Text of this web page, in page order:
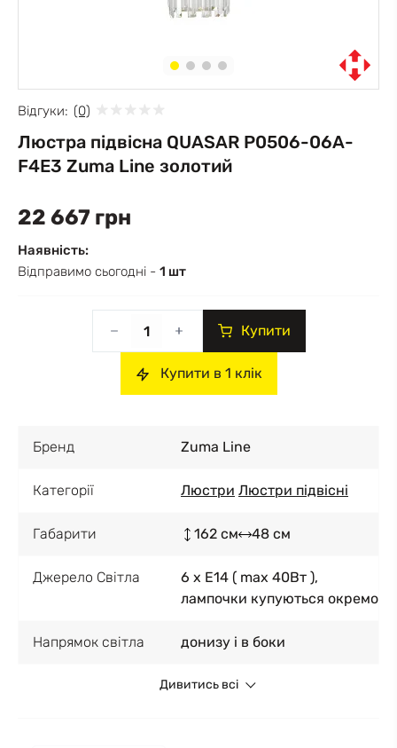
Відгуки: (0)
Люстра підвісна QUASAR P0506-06A-
F4E3 Zuma Line золотий
22 667 грн
Наявність:
Відправимо сьогодні - 1 шт
Купити
Купити в 1 клік
Бренд Zuma Line
Категорії Люстри Люстри підвісні
Габарити 162 см 48 см
Джерело Світла
6 x E14 ( max 40Вт ),
лампочки купуються окремо
Напрямок світла донизу і в боки
Дивитись всі